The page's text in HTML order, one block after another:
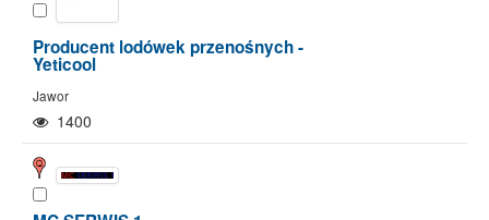
Producent lodówek przenośnych -
Yeticool
Jawor
1400